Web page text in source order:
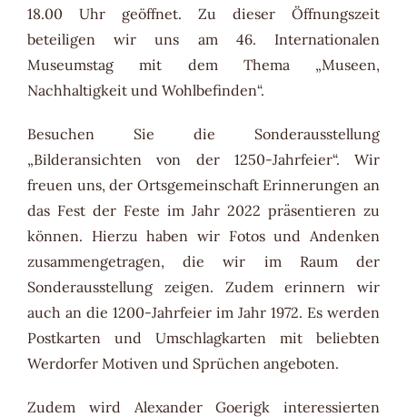
18.00 Uhr geöffnet. Zu dieser Öffnungszeit
beteiligen wir uns am 46. Internationalen
Museumstag mit dem Thema „Museen,
Nachhaltigkeit und Wohlbefinden“.
Besuchen Sie die Sonderausstellung
„Bilderansichten von der 1250-Jahrfeier“. Wir
freuen uns, der Ortsgemeinschaft Erinnerungen an
das Fest der Feste im Jahr 2022 präsentieren zu
können. Hierzu haben wir Fotos und Andenken
zusammengetragen, die wir im Raum der
Sonderausstellung zeigen. Zudem erinnern wir
auch an die 1200-Jahrfeier im Jahr 1972. Es werden
Postkarten und Umschlagkarten mit beliebten
Werdorfer Motiven und Sprüchen angeboten.
Zudem wird Alexander Goerigk interessierten